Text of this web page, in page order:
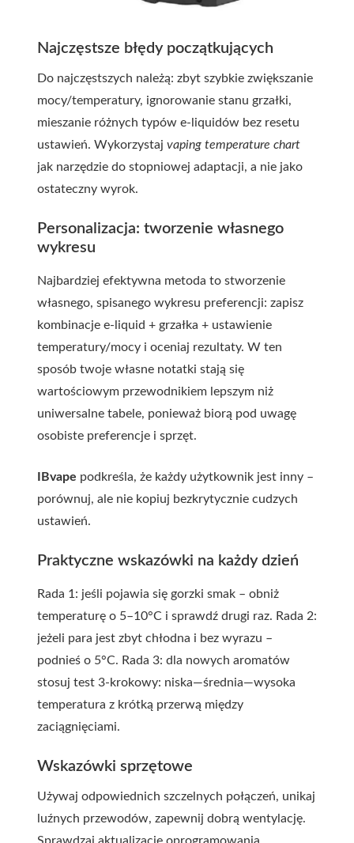
Najczęstsze błędy początkujących
Do najczęstszych należą: zbyt szybkie zwiększanie
mocy/temperatury, ignorowanie stanu grzałki,
mieszanie różnych typów e-liquidów bez resetu
ustawień. Wykorzystaj vaping temperature chart
jak narzędzie do stopniowej adaptacji, a nie jako
ostateczny wyrok.
Personalizacja: tworzenie własnego
wykresu
Najbardziej efektywna metoda to stworzenie
własnego, spisanego wykresu preferencji: zapisz
kombinacje e-liquid + grzałka + ustawienie
temperatury/mocy i oceniaj rezultaty. W ten
sposób twoje własne notatki stają się
wartościowym przewodnikiem lepszym niż
uniwersalne tabele, ponieważ biorą pod uwagę
osobiste preferencje i sprzęt.
IBvape podkreśla, że każdy użytkownik jest inny –
porównuj, ale nie kopiuj bezkrytycznie cudzych
ustawień.
Praktyczne wskazówki na każdy dzień
Rada 1: jeśli pojawia się gorzki smak – obniż
temperaturę o 5–10°C i sprawdź drugi raz. Rada 2:
jeżeli para jest zbyt chłodna i bez wyrazu –
podnieś o 5°C. Rada 3: dla nowych aromatów
stosuj test 3-krokowy: niska—średnia—wysoka
temperatura z krótką przerwą między
zaciągnięciami.
Wskazówki sprzętowe
Używaj odpowiednich szczelnych połączeń, unikaj
luźnych przewodów, zapewnij dobrą wentylację.